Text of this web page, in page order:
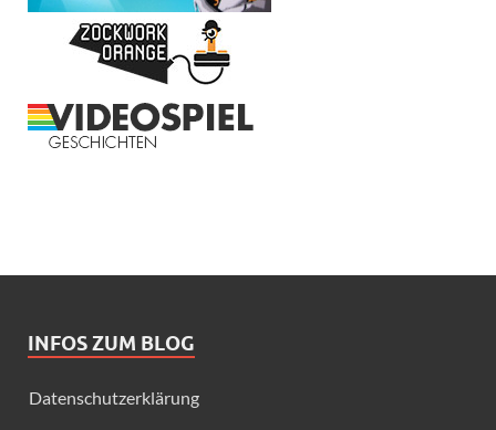
INFOS ZUM BLOG
Datenschutzerklärung